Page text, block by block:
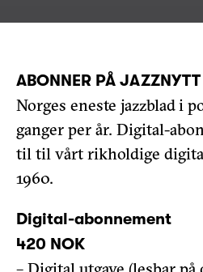
ABONNER PÅ JAZZNYTT
Norges eneste jazzblad i
ganger per år. Digital-
til til vårt rikholdige
1960.
Digital-abonnement
420 NOK